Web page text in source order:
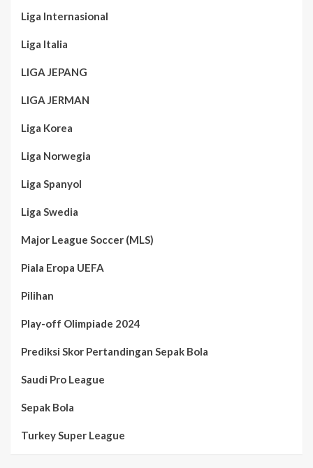
Liga Internasional
Liga Italia
LIGA JEPANG
LIGA JERMAN
Liga Korea
Liga Norwegia
Liga Spanyol
Liga Swedia
Major League Soccer (MLS)
Piala Eropa UEFA
Pilihan
Play-off Olimpiade 2024
Prediksi Skor Pertandingan Sepak Bola
Saudi Pro League
Sepak Bola
Turkey Super League